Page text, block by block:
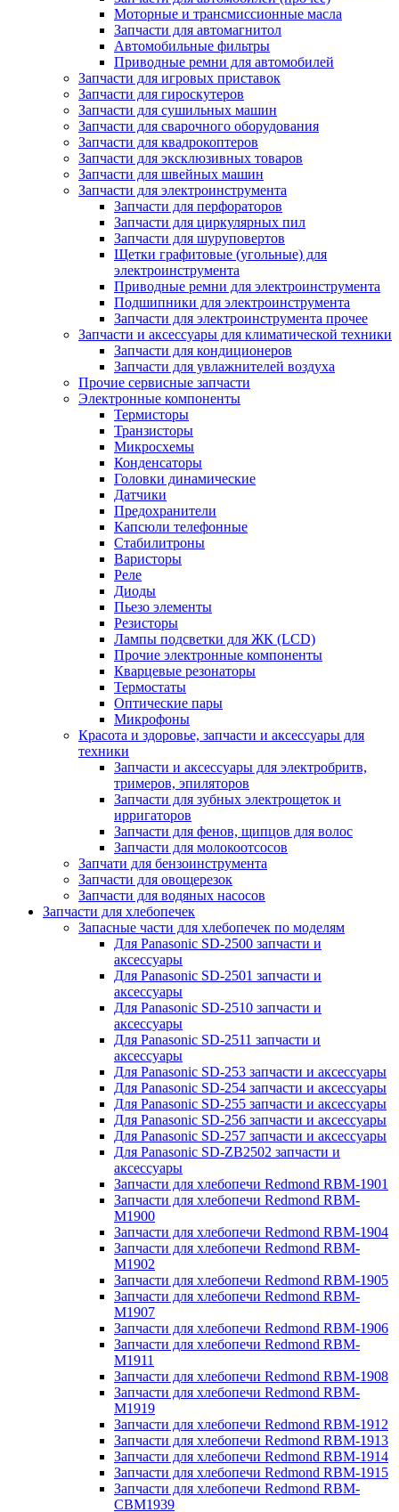
Моторные и трансмиссионные масла
Запчасти для автомагнитол
Автомобильные фильтры
Приводные ремни для автомобилей
Запчасти для игровых приставок
Запчасти для гироскутеров
Запчасти для сушильных машин
Запчасти для сварочного оборудования
Запчасти для квадрокоптеров
Запчасти для эксклюзивных товаров
Запчасти для швейных машин
Запчасти для электроинструмента
Запчасти для перфораторов
Запчасти для циркулярных пил
Запчасти для шуруповертов
Щетки графитовые (угольные) для
электроинструмента
Приводные ремни для электроинструмента
Подшипники для электроинструмента
Запчасти для электроинструмента прочее
Запчасти и аксессуары для климатической техники
Запчасти для кондиционеров
Запчасти для увлажнителей воздуха
Прочие сервисные запчасти
Электронные компоненты
Термисторы
Транзисторы
Микросхемы
Конденсаторы
Головки динамические
Датчики
Предохранители
Капсюли телефонные
Стабилитроны
Варисторы
Реле
Диоды
Пьезо элементы
Резисторы
Лампы подсветки для ЖК (LCD)
Прочие электронные компоненты
Кварцевые резонаторы
Термостаты
Оптические пары
Микрофоны
Красота и здоровье, запчасти и аксессуары для
техники
Запчасти и аксессуары для электробритв,
тримеров, эпиляторов
Запчасти для зубных электрощеток и
ирригаторов
Запчасти для фенов, щипцов для волос
Запчасти для молокоотсосов
Запчати для бензоинструмента
Запчасти для овощерезок
Запчасти для водяных насосов
Запчасти для хлебопечек
Запасные части для хлебопечек по моделям
Для Panasonic SD-2500 запчасти и
аксессуары
Для Panasonic SD-2501 запчасти и
аксессуары
Для Panasonic SD-2510 запчасти и
аксессуары
Для Panasonic SD-2511 запчасти и
аксессуары
Для Panasonic SD-253 запчасти и аксессуары
Для Panasonic SD-254 запчасти и аксессуары
Для Panasonic SD-255 запчасти и аксессуары
Для Panasonic SD-256 запчасти и аксессуары
Для Panasonic SD-257 запчасти и аксессуары
Для Panasonic SD-ZB2502 запчасти и
аксессуары
Запчасти для хлебопечи Redmond RBM-1901
Запчасти для хлебопечи Redmond RBM-
M1900
Запчасти для хлебопечи Redmond RBM-1904
Запчасти для хлебопечи Redmond RBM-
M1902
Запчасти для хлебопечи Redmond RBM-1905
Запчасти для хлебопечи Redmond RBM-
M1907
Запчасти для хлебопечи Redmond RBM-1906
Запчасти для хлебопечи Redmond RBM-
M1911
Запчасти для хлебопечи Redmond RBM-1908
Запчасти для хлебопечи Redmond RBM-
M1919
Запчасти для хлебопечи Redmond RBM-1912
Запчасти для хлебопечи Redmond RBM-1913
Запчасти для хлебопечи Redmond RBM-1914
Запчасти для хлебопечи Redmond RBM-1915
Запчасти для хлебопечи Redmond RBM-
CBM1939